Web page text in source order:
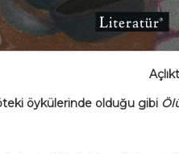
öykülerinde olduğu gibi